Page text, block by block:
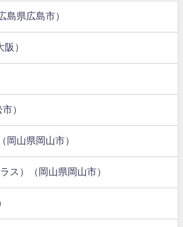
島県広島市）
）
）
岡山県岡山市）
ス）（岡山県岡山市）